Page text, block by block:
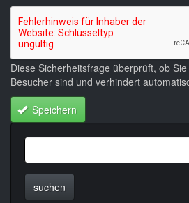
Diese Sicherheitsfrage überprüft, ob
Besucher sind und verhindert
Speichern
suchen